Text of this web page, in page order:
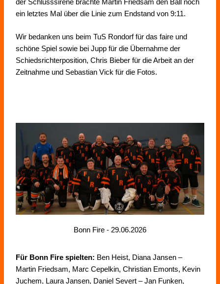
der Schlusssirene brachte Martin Friedsam den Ball noch
ein letztes Mal über die Linie zum Endstand von 9:11.
Wir bedanken uns beim TuS Rondorf für das faire und
schöne Spiel sowie bei Jupp für die Übernahme der
Schiedsrichterposition, Chris Bieber für die Arbeit an der
Zeitnahme und Sebastian Vick für die Fotos.
Bonn Fire - 29.06.2026
Für Bonn Fire spielten: Ben Heist, Diana Jansen –
Martin Friedsam, Marc Cepelkin, Christian Emonts, Kevin
Juchem, Laura Jansen, Daniel Severt – Jan Funken,